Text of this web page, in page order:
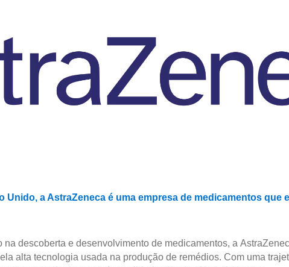
Unido, a AstraZeneca é uma empresa de medicamentos
descoberta e desenvolvimento de medicamentos, a
alta tecnologia usada na produção de remédios. Com uma